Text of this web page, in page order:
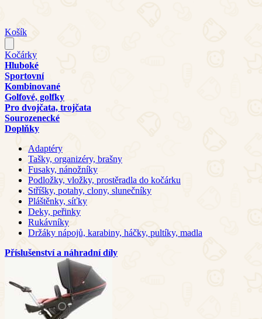
Košík
Kočárky
Hluboké
Sportovní
Kombinované
Golfové, golfky
Pro dvojčata, trojčata
Sourozenecké
Doplňky
Adaptéry
Tašky, organizéry, brašny
Fusaky, nánožníky
Podložky, vložky, prostěradla do kočárku
Stříšky, potahy, clony, slunečníky
Pláštěnky, síťky
Deky, peřinky
Rukávníky
Držáky nápojů, karabiny, háčky, pultíky, madla
Příslušenství a náhradní díly